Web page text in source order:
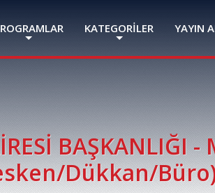
KATEGORİLER YAYIN
Dükkan/Büro)